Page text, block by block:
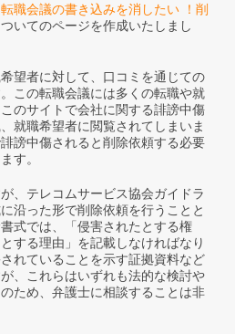
転職会議の書き込みを消したい ！削
ついてのページを作成いたしまし
望者に対して、口コミを通じての
この転職会議には多くの転職や就
のサイトで会社に関する誹謗中傷
就職希望者に閲覧されてしまいま
謗中傷されると削除依頼する必要
す。
、テレコムサービス協会ガイドラ
沿った形で削除依頼を行うことと
式では、「侵害されたとする権
する理由」を記載しなければなり
れていることを示す証拠資料など
、これらはいずれも法的な検討や
ため、弁護士に相談することは非